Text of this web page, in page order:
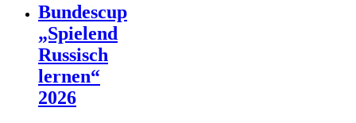
Bundescup
„Spielend
Russisch
lernen“
2026